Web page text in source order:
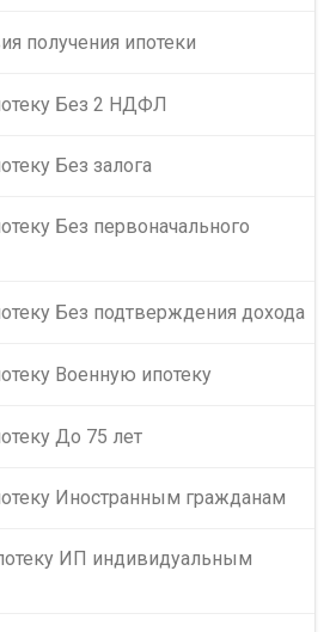
получения ипотеки
Без 2 НДФЛ
Без залога
Без первоначального
Без подтверждения дохода
Военную ипотеку
До 75 лет
Иностранным гражданам
ИП индивидуальным